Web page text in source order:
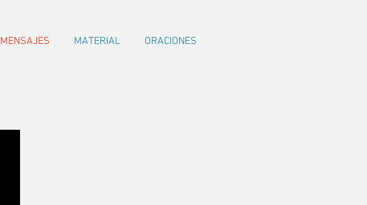
MENSAJES MATERIAL ORACIONES